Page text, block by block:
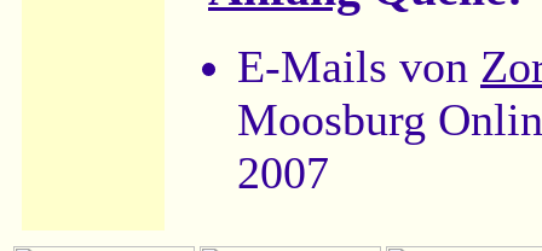
E-Mails von
Moosburg
2007